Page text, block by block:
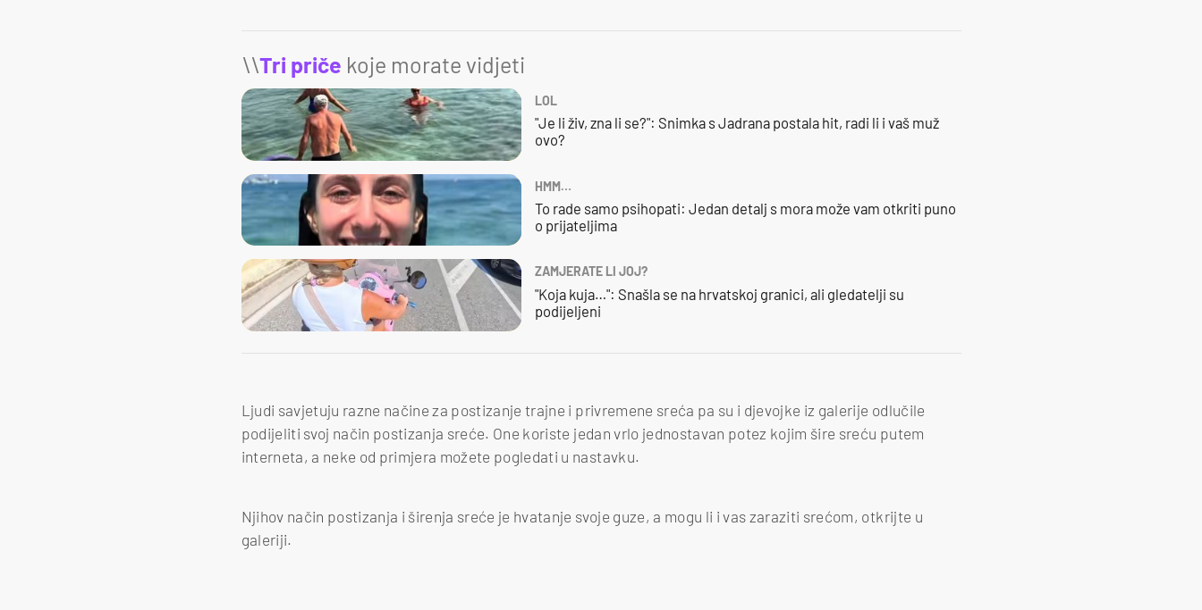
\\Tri priče koje morate vidjeti
LOL
"Je li živ, zna li se?": Snimka s Jadrana postala hit, radi li i vaš muž
ovo?
HMM…
To rade samo psihopati: Jedan detalj s mora može vam otkriti puno
o prijateljima
ZAMJERATE LI JOJ?
"Koja kuja…": Snašla se na hrvatskoj granici, ali gledatelji su
podijeljeni
Ljudi savjetuju razne načine za postizanje trajne i privremene sreća pa su i djevojke iz galerije odlučile
podijeliti svoj način postizanja sreće. One koriste jedan vrlo jednostavan potez kojim šire sreću putem
interneta, a neke od primjera možete pogledati u nastavku.
Njihov način postizanja i širenja sreće je hvatanje svoje guze, a mogu li i vas zaraziti srećom, otkrijte u
galeriji.